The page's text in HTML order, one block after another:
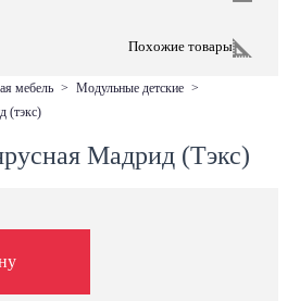
Похожие товары
мебель > модульные детские >
(тэкс)
Мадрид (Тэкс)